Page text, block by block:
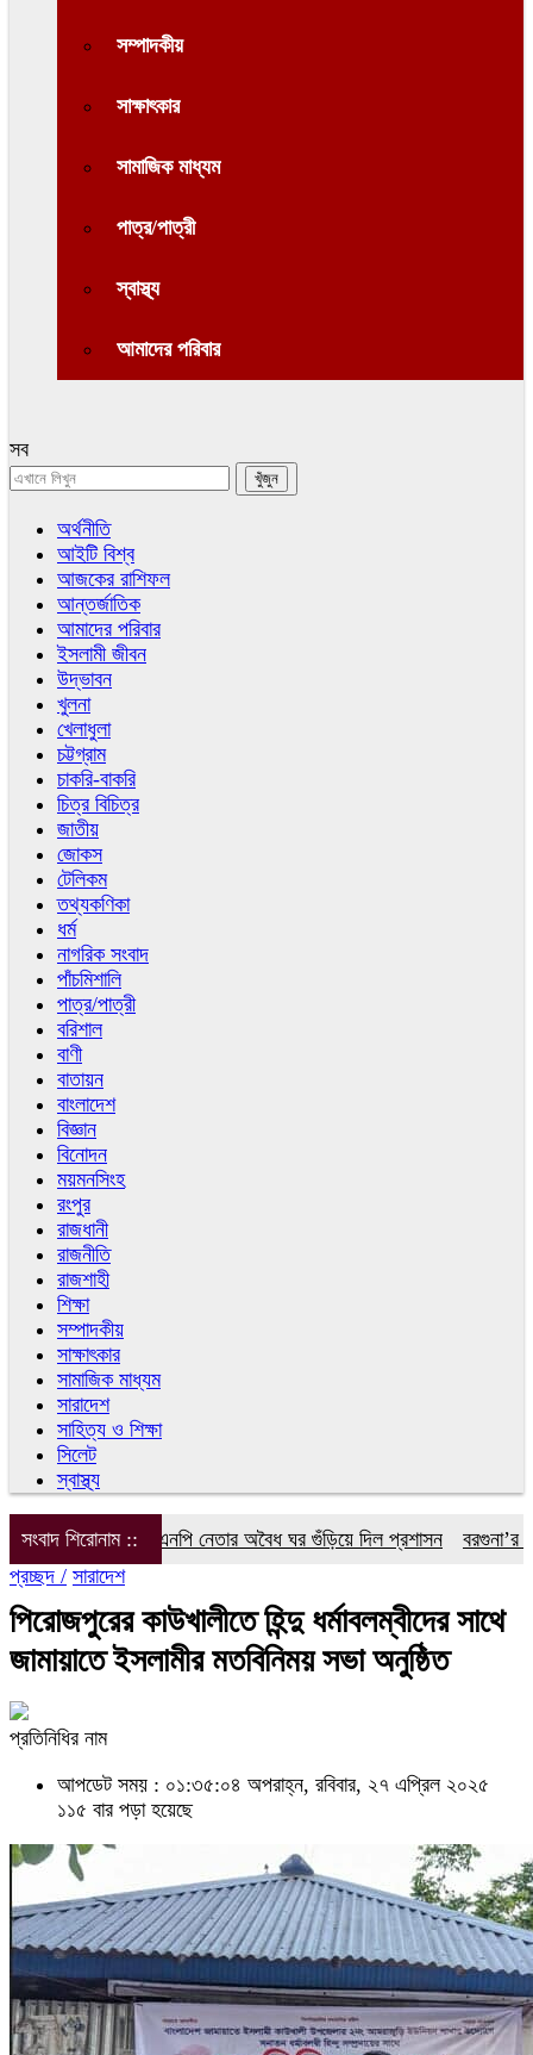
সম্পাদকীয়
সাক্ষাৎকার
সামাজিক মাধ্যম
পাত্র/পাত্রী
স্বাস্থ্য
আমাদের পরিবার
সব
অর্থনীতি
আইটি বিশ্ব
আজকের রাশিফল
আন্তর্জাতিক
আমাদের পরিবার
ইসলামী জীবন
উদ্ভাবন
খুলনা
খেলাধুলা
চট্টগ্রাম
চাকরি-বাকরি
চিত্র বিচিত্র
জাতীয়
জোকস
টেলিকম
তথ্যকণিকা
ধর্ম
নাগরিক সংবাদ
পাঁচমিশালি
পাত্র/পাত্রী
বরিশাল
বাণী
বাতায়ন
বাংলাদেশ
বিজ্ঞান
বিনোদন
ময়মনসিংহ
রংপুর
রাজধানী
রাজনীতি
রাজশাহী
শিক্ষা
সম্পাদকীয়
সাক্ষাৎকার
সামাজিক মাধ্যম
সারাদেশ
সাহিত্য ও শিক্ষা
সিলেট
স্বাস্থ্য
সংবাদ শিরোনাম ::
নেতার অবৈধ ঘর গুঁড়িয়ে দিল প্রশাসন
বরগুনা’র বেতাগী’তে সনাতন
প্রচ্ছদ / সারাদেশ
পিরোজপুরের কাউখালীতে হিন্দু ধর্মাবলম্বীদের সাথে
জামায়াতে ইসলামীর মতবিনিময় সভা অনুষ্ঠিত
প্রতিনিধির নাম
আপডেট সময় : ০১:৩৫:০৪ অপরাহ্ন, রবিবার, ২৭ এপ্রিল ২০২৫
১১৫ বার পড়া হয়েছে